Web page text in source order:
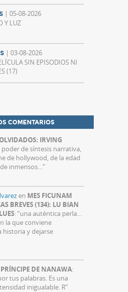
| 05-08-2026
Y LUZ
| 03-08-2026
SIN EPISODIOS NI
(17)
COMENTARIOS
IRVING
poder de síntesis narrativa,
de hollywood, de la edad
inmensos…”
en MES FICUNAM
BREVES (134): LU BIAN
: “una auténtica perla…
la que conviene
historia y dejarse
PRÍNCIPE DE NANAWA:
tus palabras. Es una
inigualable. R”